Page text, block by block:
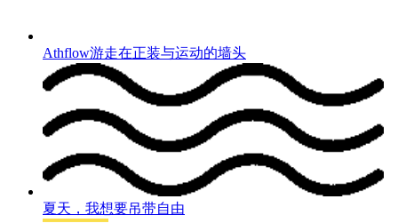
Athflow游走在正装与运动的墙头
夏天，我想要吊带自由